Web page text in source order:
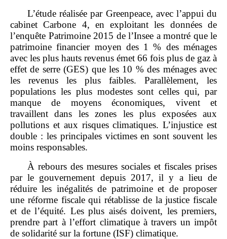
L’étude réalisée par Greenpeace, avec l’appui du
cabinet Carbone 4, en exploitant les données de
l’enquête Patrimoine 2015 de l’Insee a montré que le
patrimoine financier moyen des 1 % des ménages
avec les plus hauts revenus émet 66 fois plus de gaz à
effet de serre (GES) que les 10 % des ménages avec
les revenus les plus faibles. Parallèlement, les
populations les plus modestes sont celles qui, par
manque de moyens économiques, vivent et
travaillent dans les zones les plus exposées aux
pollutions et aux risques climatiques. L’injustice est
double : les principales victimes en sont souvent les
moins responsables.
À rebours des mesures sociales et fiscales prises
par le gouvernement depuis 2017, il y a lieu de
réduire les inégalités de patrimoine et de proposer
une réforme fiscale qui rétablisse de la justice fiscale
et de l’équité. Les plus aisés doivent, les premiers,
prendre part à l’effort climatique à travers un impôt
de solidarité sur la fortune (ISF) climatique.